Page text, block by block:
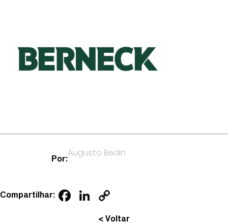
Por:
Augusto Bedin
Compartilhar: Facebook
LinkedIn
Link
< Voltar